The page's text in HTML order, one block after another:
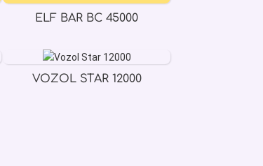
ELF BAR BC 45000
VOZOL STAR 12000